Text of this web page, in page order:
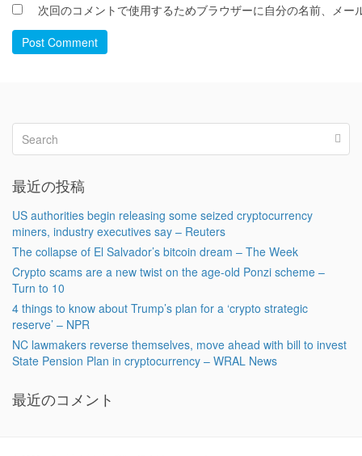
次回のコメントで使用するためブラウザーに自分の名前、メー
Post Comment
最近の投稿
US authorities begin releasing some seized cryptocurrency
miners, industry executives say – Reuters
The collapse of El Salvador’s bitcoin dream – The Week
Crypto scams are a new twist on the age-old Ponzi scheme –
Turn to 10
4 things to know about Trump’s plan for a ‘crypto strategic
reserve’ – NPR
NC lawmakers reverse themselves, move ahead with bill to invest
State Pension Plan in cryptocurrency – WRAL News
最近のコメント